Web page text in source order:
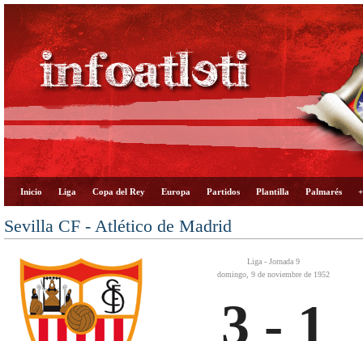
Inicio Liga Copa del Rey Europa Partidos Plantilla Palmarés
Sevilla CF - Atlético de Madrid
Liga - Jornada 9
domingo, 9 de noviembre de 1952
3 - 1